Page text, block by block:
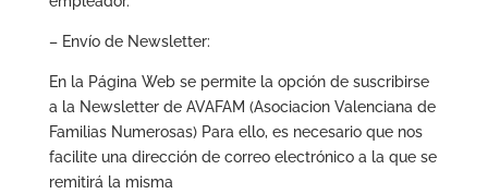
– Envío de Newsletter:
En la Página Web se permite la opción de suscribirse
a la Newsletter de AVAFAM (Asociacion Valenciana de
Familias Numerosas) Para ello, es necesario que nos
facilite una dirección de correo electrónico a la que se
remitirá la misma